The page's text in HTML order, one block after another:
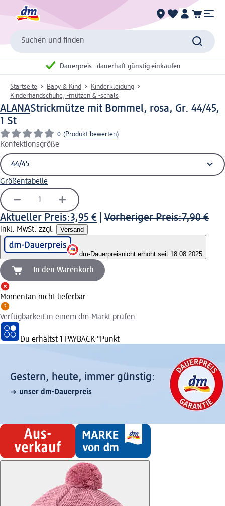
Suchen und finden
Dauerpreis - dauerhaft günstig einkaufen
Startseite Baby & Kind
Kinderkleidung
Kinderhandschuhe, -mützen & -schals
ALANAStrickmütze mit Bommel, rosa, Gr. 44/45,
1 St
0 (Produkt bewerten)
Konfektionsgröße
Größentabelle
Aktueller Preis:3,95 € Vorheriger Preis:7,90 €
inkl. MwSt. zzgl. Versand
dm-Dauerpreisnicht erhöht seit 18.08.2025
In den Warenkorb
Momentan nicht lieferbar
Verfügbarkeit in einem dm-Markt prüfen
Du erhältst 1 PAYBACK °Punkt
Gestern, heute, immer günstig:
unser dm-Dauerpreis